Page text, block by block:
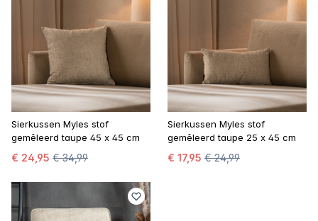
Sierkussen Myles stof
gemêleerd taupe 45 x 45 cm
€ 24,95 € 34,99
Sierkussen Myles stof
gemêleerd taupe 25 x 45 cm
€ 17,95 € 24,99